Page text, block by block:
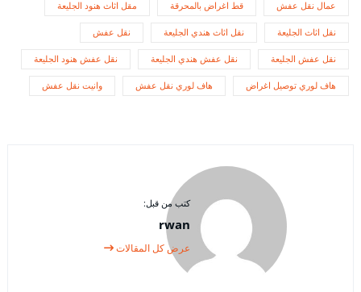
عمال نقل عفش قط اغراض بالمحرقة مقل اثاث هنود الجليعة
نقل اثاث الجليعة نقل اثاث هندي الجليعة نقل عفش
نقل عفش الجليعة نقل عفش هندي الجليعة نقل عفش هنود الجليعة
هاف لوري توصيل اغراض هاف لوري نقل عفش وانيت نقل عفش
كتب من قبل:
rwan
عرض كل المقالات